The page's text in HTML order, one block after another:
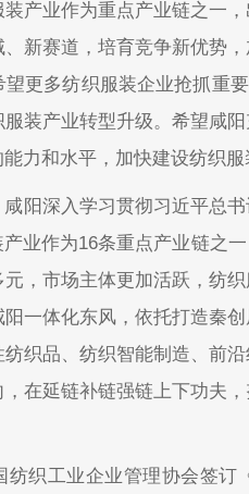
产业作为重点产业链之一
新赛道，培育竞争新优势
更多纺织服装企业抢抓重
装产业转型升级。希望咸
力和水平，加快建设纺织服
阳深入学习贯彻习近平总
业作为16条重点产业链之
，市场主体更加活跃，纺
一体化东风，依托打造秦
织品、纺织智能制造、前
在延链补链强链上下功夫
纺织工业企业管理协会签